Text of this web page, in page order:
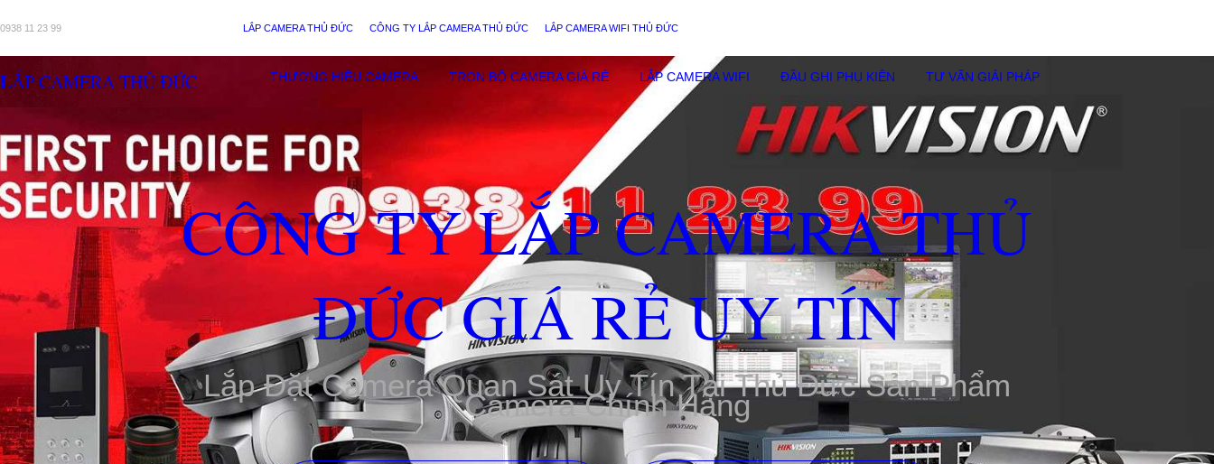
0938 11 23 99 LẮP CAMERA THỦ ĐỨC CÔNG TY LẮP CAMERA THỦ ĐỨC LẮP CAMERA WIFI THỦ ĐỨC
LẮP CAMERA THỦ ĐỨC THƯƠNG HIỆU CAMERA TRỌN BỘ CAMERA GIÁ RẺ LẮP CAMERA WIFI ĐẦU GHI PHỤ KIÊN TƯ VẤN GIẢI PHÁP
CÔNG TY LẮP CAMERA THỦ
ĐỨC GIÁ RẺ UY TÍN
Lắp Đặt Camera Quan Sát Uy Tín Tại Thủ Đức Sản Phẩm
Camera Chính Hãng